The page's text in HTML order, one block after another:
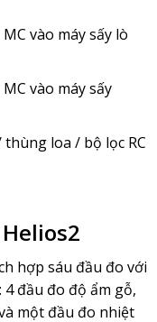
vào máy sấy lò
vào máy sấy
loa / bộ lọc RC
hợp sáu đầu đo với
4 đầu đo độ ẩm gỗ,
một đầu đo nhiệt